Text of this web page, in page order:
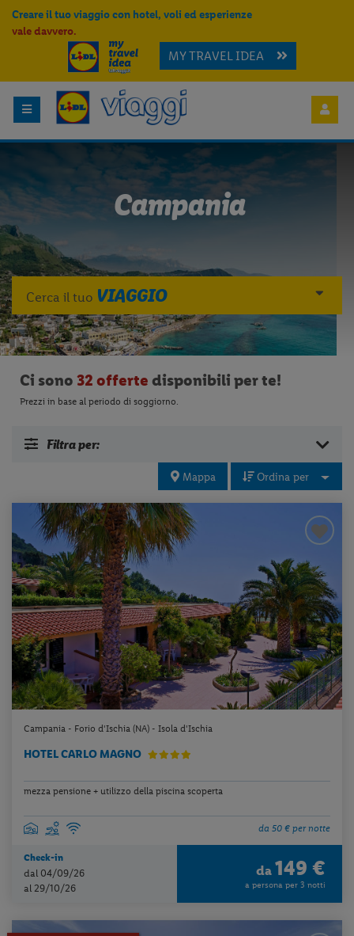
Creare il tuo viaggio con hotel, voli ed esperienze
vale davvero.
MY TRAVEL IDEA
Campania
Cerca il tuo VIAGGIO
Ci sono32 offerte disponibili per te!
Prezzi in base al periodo di soggiorno.
Filtra per:
Mappa Ordina per
Campania - Forio d'Ischia (NA) - Isola d'Ischia
HOTEL CARLO MAGNO
mezza pensione + utilizzo della piscina scoperta
da 50 € per notte
Check-in
dal 04/09/26
al 29/10/26
da 149 €
a persona per 3 notti